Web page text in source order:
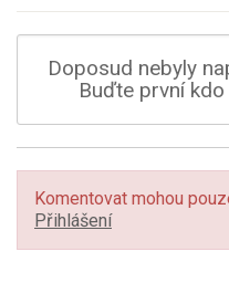
Doposud nebyly
Buďte první
Komentovat mohou
Přihlášení